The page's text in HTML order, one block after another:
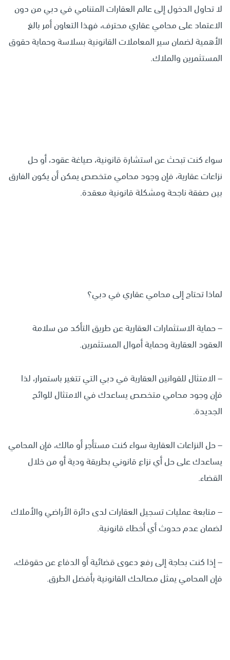
لا تحاول الدخول إلى عالم العقارات المتنامي في دبي من دون
الاعتماد على محامي عقاري محترف، فهذا التعاون أمر بالغ
الأهمية لضمان سير المعاملات القانونية بسلاسة وحماية حقوق
المستثمرين والملاك.
سواء كنت تبحث عن استشارة قانونية، صياغة عقود، أو حل
نزاعات عقارية، فإن وجود محامي متخصص يمكن أن يكون الفارق
بين صفقة ناجحة ومشكلة قانونية معقدة.
لماذا تحتاج إلى محامي عقاري في دبي؟
– حماية الاستثمارات العقارية عن طريق التأكد من سلامة
العقود العقارية وحماية أموال المستثمرين.
– الامتثال للقوانين العقارية في دبي التي تتغير باستمرار، لذا
فإن وجود محامي متخصص يساعدك في الامتثال للوائح
الجديدة.
– حل النزاعات العقارية سواء كنت مستأجر أو مالك، فإن المحامي
يساعدك على حل أي نزاع قانوني بطريقة ودية أو من خلال
القضاء.
– متابعة عمليات تسجيل العقارات لدى دائرة الأراضي والأملاك
لضمان عدم حدوث أي أخطاء قانونية.
– إذا كنت بحاجة إلى رفع دعوى قضائية أو الدفاع عن حقوقك،
فإن المحامي يمثل مصالحك القانونية بأفضل الطرق.